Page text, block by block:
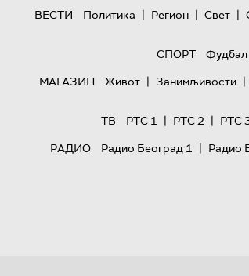
ВЕСТИ Политика | Регион | Свет |
СПОРТ
Фудбал
МАГАЗИН
Живот | Занимљивости |
ТВ
РТС 1 | РТС 2 | РТС
РАДИО
Радио Београд 1 | Радио